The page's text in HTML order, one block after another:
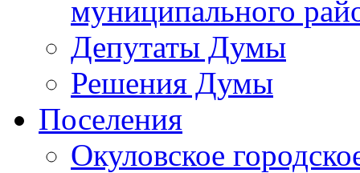
муниципального
Депутаты Думы
Решения Думы
Поселения
Окуловское